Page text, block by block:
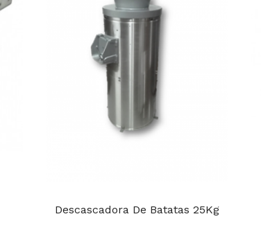
Descascadora De Batatas 25Kg